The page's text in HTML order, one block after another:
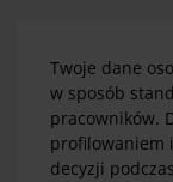
Twoje dane
w sposób
pracowników.
profilowaniem
decyzji